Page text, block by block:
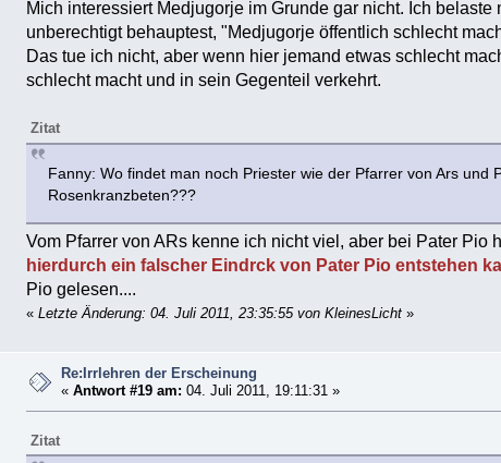
Mich interessiert Medjugorje im Grunde gar nicht. Ich
unberechtigt behauptest, "Medjugorje öffentlich schlecht
Das tue ich nicht, aber wenn hier jemand etwas schlecht
schlecht macht und in sein Gegenteil verkehrt.
Zitat
Fanny: Wo findet man noch Priester wie der Pfarrer von Ars
Rosenkranzbeten???
Vom Pfarrer von ARs kenne ich nicht viel, aber bei Pater Pio
hierdurch ein falscher Eindrck von Pater Pio entstehen
Pio gelesen....
« Letzte Änderung: 04. Juli 2011, 23:35:55 von KleinesLicht »
Re:Irrlehren der Erscheinung
«Antwort #19 am: 04. Juli 2011, 19:11:31 »
Zitat